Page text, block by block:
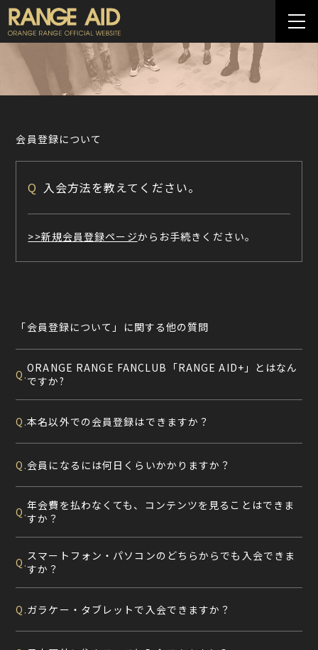
会員登録について
Q 入会方法を教えてください。
>>新規会員登録ページからお手続きください。
「会員登録について」に関する他の質問
Q.ORANGE RANGE FANCLUB「RANGE AID+」とはなん
ですか?
Q.本名以外での会員登録はできますか？
Q.会員になるには何日くらいかかりますか？
Q.年会費を払わなくても、コンテンツを見ることはできま
すか？
Q.スマートフォン・パソコンのどちらからでも入会できま
すか？
Q.ガラケー・タブレットで入会できますか？